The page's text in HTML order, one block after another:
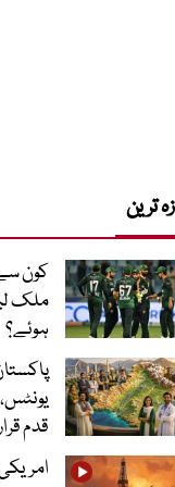
ترین
کون
ملک
ہوئے؟
قدم